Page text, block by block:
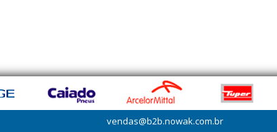
vendas@b2b.nowak.com.br